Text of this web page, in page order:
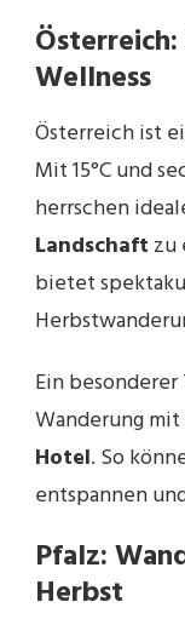
Wellness
Österreich ist
Mit 15°C und
herrschen
Landschaft zu
bietet
Ein
Wanderung
Hotel. So
entspannen
Pfalz:
Herbst